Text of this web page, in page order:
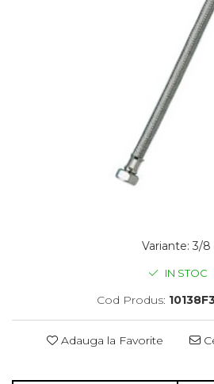
Variante: 3/8
IN STOC
Cod Produs:
Adauga la Favorite